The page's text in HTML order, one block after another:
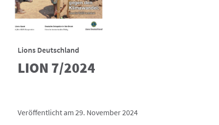
Lions Deutschland
LION 7/2024
Veröffentlicht am 29. November 2024